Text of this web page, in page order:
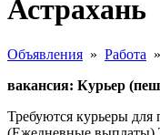
Астрахань
Объявления » Работа »
вакансия: Курьер
Требуются курьеры для